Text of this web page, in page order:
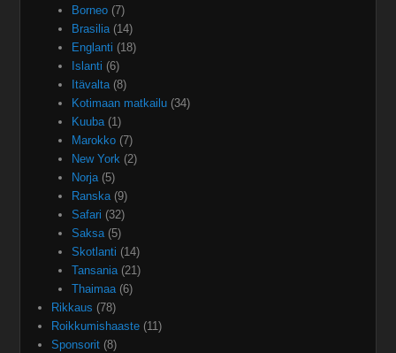
Borneo(7)
Brasilia(14)
Englanti (18)
Islanti (6)
Itävalta(8)
Kotimaan matkailu(34)
Kuuba(1)
Marokko(7)
New York(2)
Norja(5)
Ranska(9)
Safari (32)
Saksa(5)
Skotlanti (14)
Tansania(21)
Thaimaa(6)
Rikkaus (78)
Roikkumishaaste (11)
Sponsorit (8)